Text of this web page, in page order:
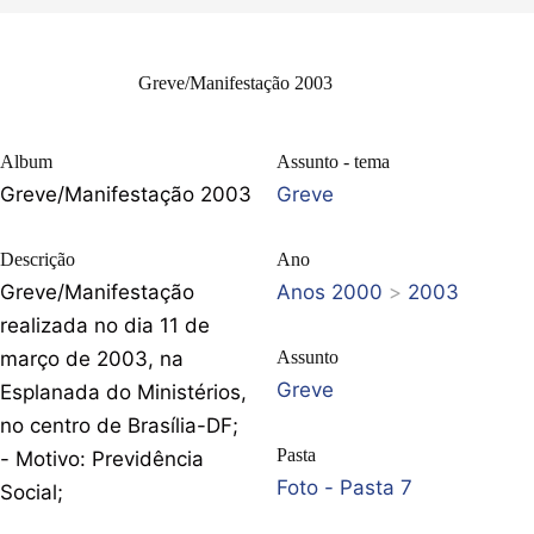
Greve/Manifestação 2003
Album
Greve/Manifestação 2003
Descrição
Greve/Manifestação
realizada no dia 11 de
março de 2003, na
Esplanada do Ministérios,
no centro de Brasília-DF;
- Motivo: Previdência
Social;
Assunto - tema
Greve
Ano
Anos 2000 > 2003
Assunto
Greve
Pasta
Foto - Pasta 7